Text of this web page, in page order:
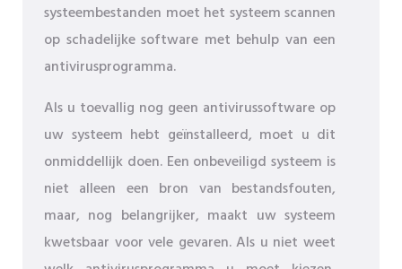
systeembestanden moet het systeem scannen
op schadelijke software met behulp van een
antivirusprogramma.
Als u toevallig nog geen antivirussoftware op
uw systeem hebt geïnstalleerd, moet u dit
onmiddellijk doen. Een onbeveiligd systeem is
niet alleen een bron van bestandsfouten,
maar, nog belangrijker, maakt uw systeem
kwetsbaar voor vele gevaren. Als u niet weet